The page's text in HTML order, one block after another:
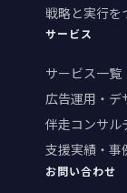
戦略と実行
サービス
サービス一覧
広告運用・デ
伴走コンサル
支援実績・事
お問い合わせ